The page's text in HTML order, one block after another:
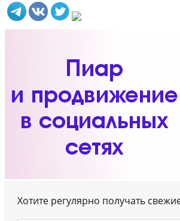
Хотите регулярно получать